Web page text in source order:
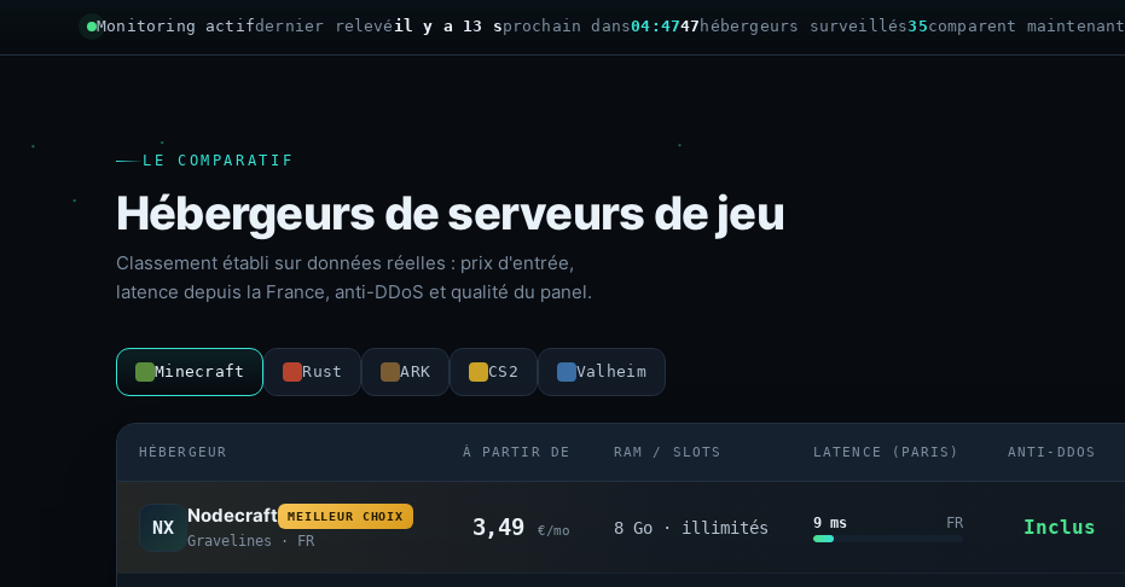
Monitoring actifdernier relevé il y a 14 sprochain dans04:4647 hébergeurs surveillés35comparent maintenant
LE COMPARATIF
Hébergeurs de serveurs de jeu
Classement établi sur données réelles : prix d'entrée,
latence depuis la France, anti-DDoS et qualité du panel.
Minecraft Rust ARK CS2 Valheim
HÉBERGEUR À PARTIR DE RAM / SLOTS LATENCE (PARIS) ANTI-DDOS
NX
Nodecraft MEILLEUR CHOIX
Gravelines · FR
3,49 €/mo 8 Go · illimités 9 ms FR Inclus